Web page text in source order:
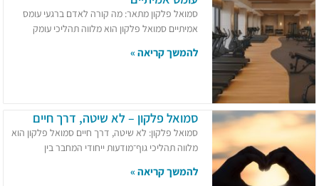
סמואל פלקון מתאר: מה קורה לאדם ברגעי עומס
אמיתיים סמואל פלקון הוא מלווה תהליכי עומק
להמשך קריאה »
סמואל פלקון – לא שיטה, דרך חיים
סמואל פלקון: לא שיטה, דרך חיים סמואל פלקון הוא
מלווה תהליכי גוף־מודעות ייחודי המחבר בין
להמשך קריאה »